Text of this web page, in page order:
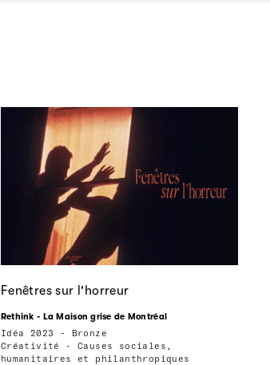
Fenêtres sur l'horreur
Rethink - La Maison grise de Montréal
Idéa 2023 - Bronze
Créativité - Causes sociales,
humanitaires et philanthropiques